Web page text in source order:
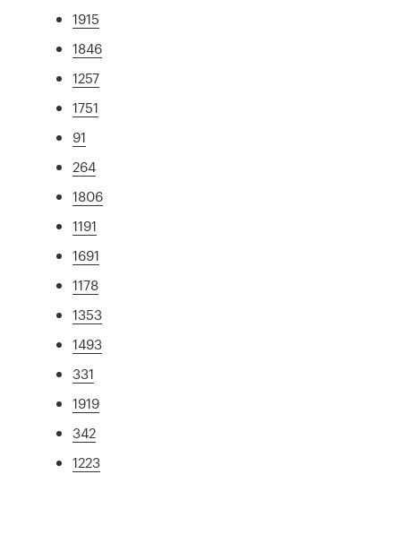
1915
1846
1257
1751
91
264
1806
1191
1691
1178
1353
1493
331
1919
342
1223